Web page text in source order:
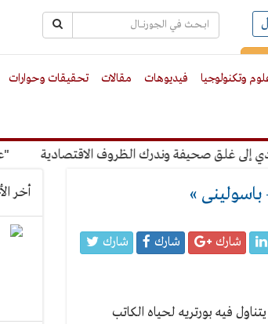
وتكنولوجيا فيديوهات مقالات تحقيقات وحوارات
غلق صحيفة وندرك الظروف الاقتصادية
باسولينى »
شارك شارك شارك
فيه بورتريه لحياه الكاتب
أخر